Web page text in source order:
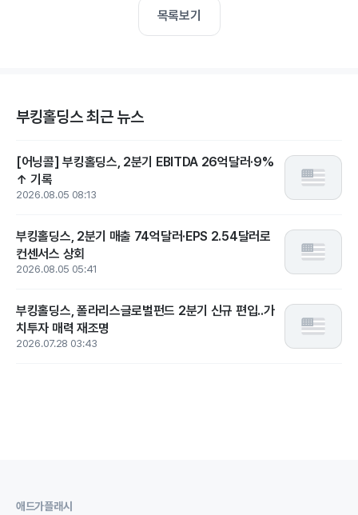
목록보기
부킹홀딩스 최근 뉴스
[어닝콜] 부킹홀딩스, 2분기 EBITDA 26억달러·9%
↑ 기록
2026.08.05 08:13
부킹홀딩스, 2분기 매출 74억달러·EPS 2.54달러로
컨센서스 상회
2026.08.05 05:41
부킹홀딩스, 폴라리스글로벌펀드 2분기 신규 편입..가
치투자 매력 재조명
2026.07.28 03:43
애드가플래시